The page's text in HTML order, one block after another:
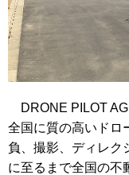
DRONE PILOT
全国に質の高いドロ
負、撮影、ディレク
に至るまで全国の不